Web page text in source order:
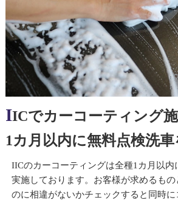
IICでカーコーティング
1カ月以内に無料点検洗
IICのカーコーティングは全種1カ月以内
実施しております。お客様が求めるも
のに相違がないかチェックすると同時